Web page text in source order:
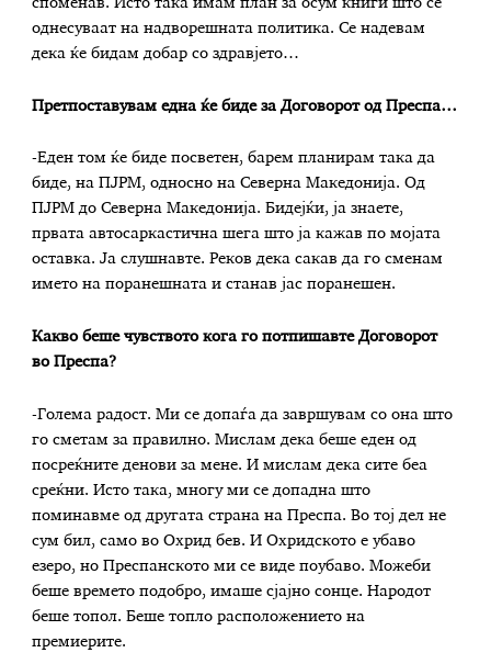
споменав. Исто така имам план за осум книги што се
однесуваат на надворешната политика. Се надевам
дека ќе бидам добар со здравјето…
Претпоставувам една ќе биде за Договорот од Преспа…
-Еден том ќе биде посветен, барем планирам така да
биде, на ПЈРМ, односно на Северна Македонија. Од
ПЈРМ до Северна Македонија. Бидејќи, ја знаете,
првата автосаркастична шега што ја кажав по мојата
оставка. Ја слушнавте. Реков дека сакав да го сменам
името на поранешната и станав јас поранешен.
Какво беше чувството кога го потпишавте Договорот
во Преспа?
-Голема радост. Ми се допаѓа да завршувам со она што
го сметам за правилно. Мислам дека беше еден од
посреќните денови за мене. И мислам дека сите беа
среќни. Исто така, многу ми се допадна што
поминавме од другата страна на Преспа. Во тој дел не
сум бил, само во Охрид бев. И Охридското е убаво
езеро, но Преспанското ми се виде поубаво. Можеби
беше времето подобро, имаше сјајно сонце. Народот
беше топол. Беше топло расположението на
премиерите.